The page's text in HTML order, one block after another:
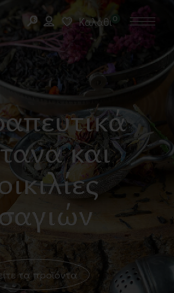
Καλάθι0
και
τα προϊόντα